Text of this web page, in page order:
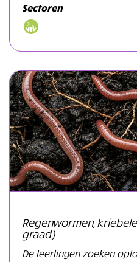
Sectoren
Regenwormen,
graad)
De leerlingen zoeken